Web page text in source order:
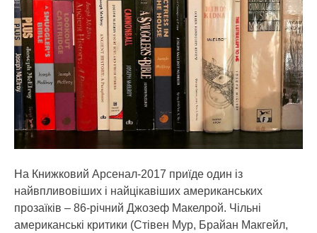
На Книжковий Арсенал-2017 приїде один із
найвпливовіших і найцікавіших американських
прозаїків – 86-річний Джозеф Макелрой. Чільні
американські критики (Стівен Мур, Брайан Макгейл,